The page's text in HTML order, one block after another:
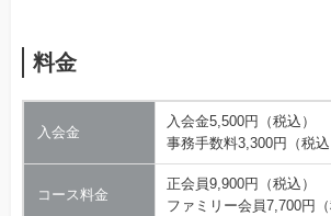
料金
入会金
入会金5,500円（税込）
事務手数料3,300円（税込
コース料金
正会員9,900円（税込）
ファミリー会員7,700円（